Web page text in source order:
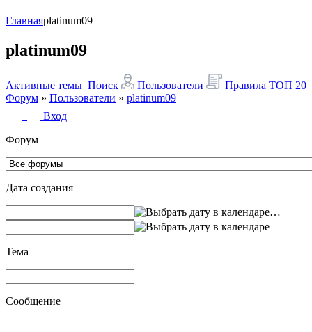
Главнаяplatinum09
platinum09
Активные темы Поиск Пользователи Правила ТОП 20
Форум » Пользователи » platinum09
Вход
Форум
Дата создания
…
Тема
Сообщение